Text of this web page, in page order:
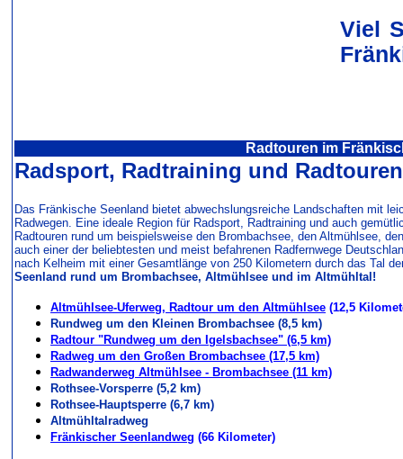
Viel
Radtouren im
Radsport, Radtraining und
Das Fränkische Seenland bietet abwechslungsreiche Landschaften mit
Radwegen. Eine ideale Region für Radsport, Radtraining und auch
Radtouren rund um beispielsweise den Brombachsee, den Altmühlsee,
auch einer der beliebtesten und meist befahrenen Radfernwege
nach Kelheim mit einer Gesamtlänge von 250 Kilometern durch das Tal
Seenland rund um Brombachsee, Altmühlsee und im Altmühltal!
Altmühlsee-Uferweg, Radtour um den Altmühlsee (12,5
Rundweg um den Kleinen Brombachsee (8,5 km)
Radtour "Rundweg um den Igelsbachsee" (6,5 km)
Radweg um den Großen Brombachsee (17,5 km)
Radwanderweg Altmühlsee - Brombachsee (11 km)
Rothsee-Vorsperre (5,2 km)
Rothsee-Hauptsperre (6,7 km)
Altmühltalradweg
Fränkischer Seenlandweg (66 Kilometer)